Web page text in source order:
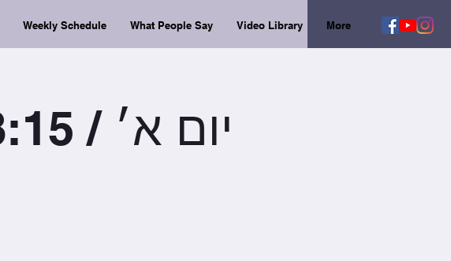
Weekly Schedule What People Say Video Library More